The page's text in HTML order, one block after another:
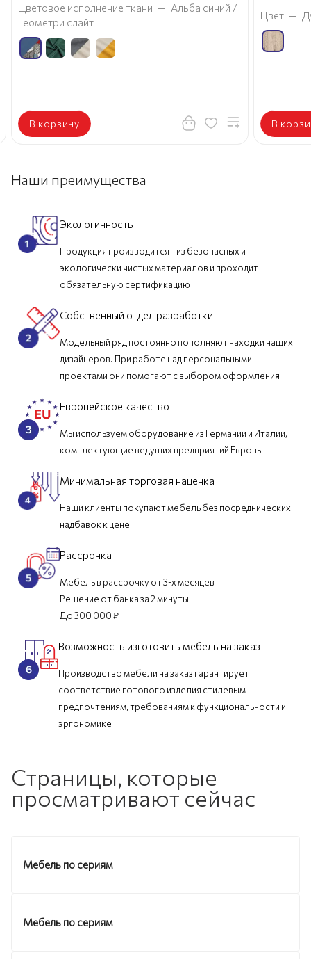
Цветовое исполнение ткани — Альба синий /
Геометри слайт
В корзину
Цвет —
В
Наши преимущества
Экологичность
Продукция производится из безопасных и
экологически чистых материалов и проходит
обязательную сертификацию
Собственный отдел разработки
Модельный ряд постоянно пополняют находки наших
дизайнеров. При работе над персональными
проектами они помогают с выбором оформления
Европейское качество
Мы используем оборудование из Германии и Италии,
комплектующие ведущих предприятий Европы
Минимальная торговая наценка
Наши клиенты покупают мебель без посреднических
надбавок к цене
Рассрочка
Мебель в рассрочку от 3-х месяцев
Решение от банка за 2 минуты
До 300 000 ₽
Возможность изготовить мебель на заказ
Производство мебели на заказ гарантирует
соответствие готового изделия стилевым
предпочтениям, требованиям к функциональности и
эргономике
Страницы, которые
просматривают сейчас
Мебель по сериям
Мебель по сериям